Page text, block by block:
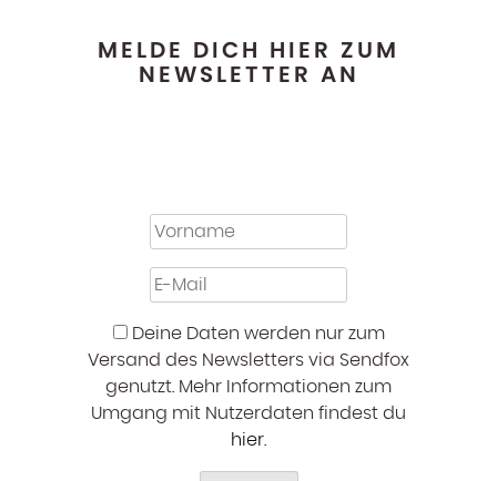
MELDE DICH HIER ZUM
NEWSLETTER AN
Deine Daten werden nur zum
Versand des Newsletters via Sendfox
genutzt. Mehr Informationen zum
Umgang mit Nutzerdaten findest du
hier.